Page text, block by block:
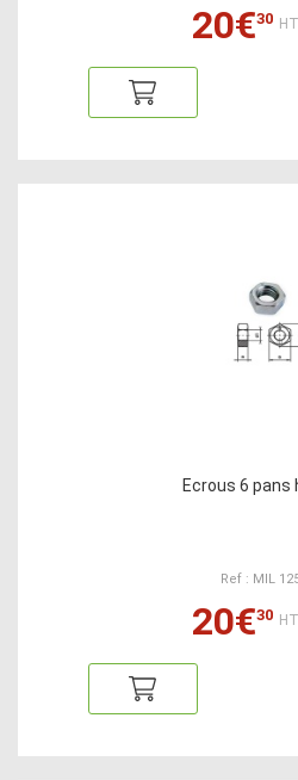
20€30
Ecrous 6 pans
Ref : MIL
20€30